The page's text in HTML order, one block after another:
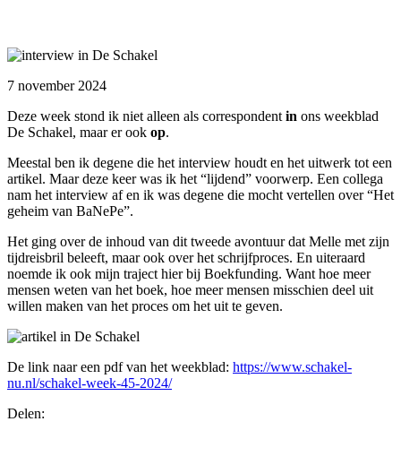
7 november 2024
Deze week stond ik niet alleen als correspondent in ons weekblad
De Schakel, maar er ook op.
Meestal ben ik degene die het interview houdt en het uitwerk tot een
artikel. Maar deze keer was ik het “lijdend” voorwerp. Een collega
nam het interview af en ik was degene die mocht vertellen over “Het
geheim van BaNePe”.
Het ging over de inhoud van dit tweede avontuur dat Melle met zijn
tijdreisbril beleeft, maar ook over het schrijfproces. En uiteraard
noemde ik ook mijn traject hier bij Boekfunding. Want hoe meer
mensen weten van het boek, hoe meer mensen misschien deel uit
willen maken van het proces om het uit te geven.
De link naar een pdf van het weekblad: https://www.schakel-
nu.nl/schakel-week-45-2024/
Delen: